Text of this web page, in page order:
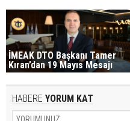
İMEAK DTO Başkanı Tamer
Kıran’dan 19 Mayıs Mesajı
HABERE YORUM KAT